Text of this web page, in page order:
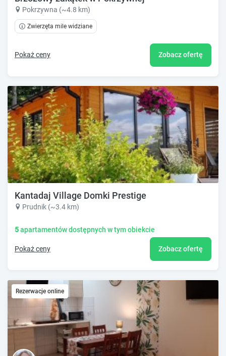
Pokrzywna (~4.8 km)
Zwierzęta mile widziane
Pokaż ceny Zobacz ofertę
Kantadaj Village Domki Prestige
Prudnik (~3.4 km)
5apartamentów dostępnych w tym obiekcie
Pokaż ceny Zobacz ofertę
Rezerwacje online